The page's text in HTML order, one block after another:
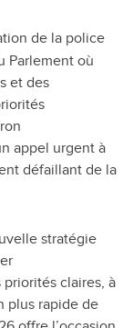
de la police
Parlement où
et des
appel urgent à
défaillant de la
stratégie
claires, à
plus rapide de